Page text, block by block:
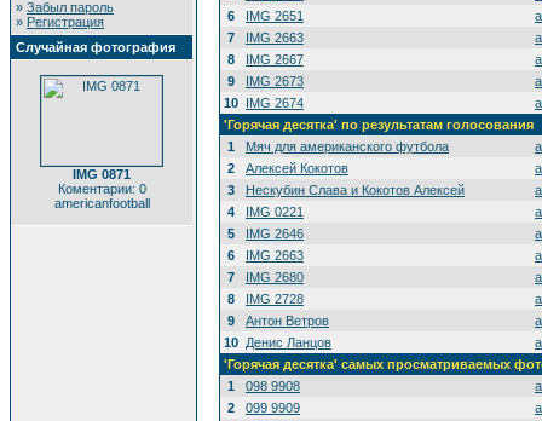
» Забыл пароль
» Регистрация
Случайная фотография
IMG 0871
Коментарии: 0
americanfootball
6
IMG 2651
7
IMG 2663
8
IMG 2667
9
IMG 2673
10 IMG 2674
'Горячая десятка' по результатам голосования
1
Мяч для американского футбола
2
Алексей Кокотов
3
Нескубин Слава и Кокотов Алексей
4
IMG 0221
5
IMG 2646
6
IMG 2663
7
IMG 2680
8
IMG 2728
9
Антон Ветров
10 Денис Ланцов
'Горячая десятка' самых просматриваемых
1
098 9908
2
099 9909